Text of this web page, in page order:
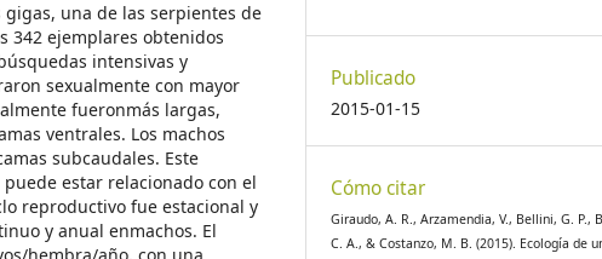
una de las serpientes de
342 ejemplares obtenidos
intensivas y
sexualmente con mayor
fueronmás largas,
ventrales. Los machos
subcaudales. Este
estar relacionado con el
reproductivo fue estacional y
y anual enmachos. El
Publicado
2015-01-15
Cómo citar
Giraudo, A. R., Arzamendia, V., Bellini, G. P.,
C. A., & Costanzo, M. B. (2015). Ecología de